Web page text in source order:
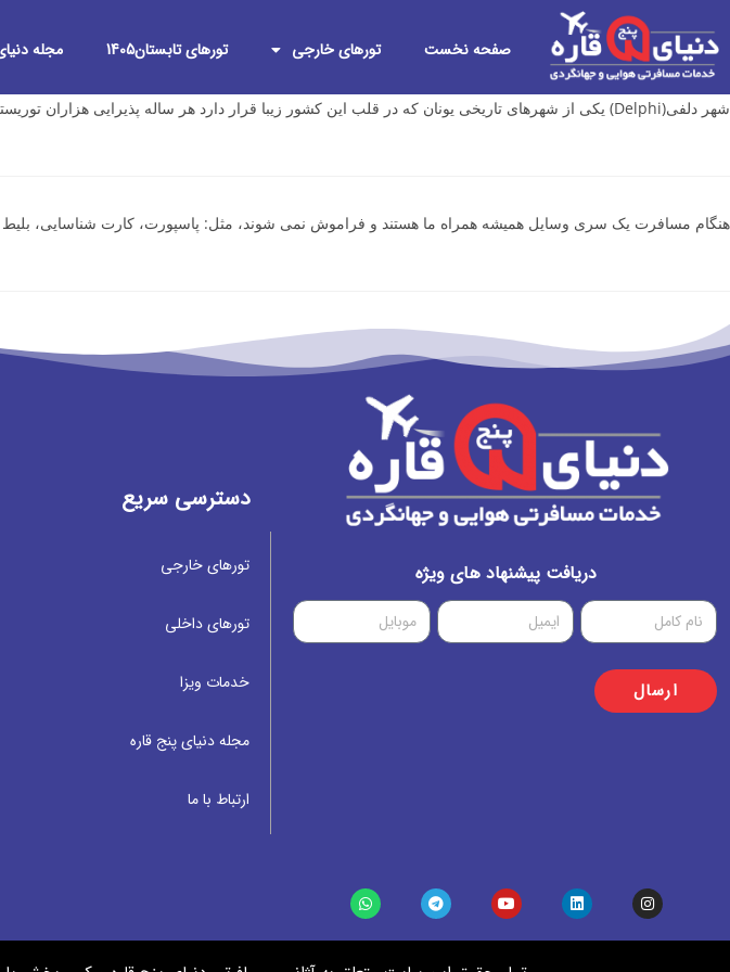
صفحه نخست تورهای خارجی تورهای تابستان1405 مجله
شهر دلفی(Delphi) یکی از شهرهای تاریخی یونان که در قلب این کشور زیبا قرار دارد هر ساله پذیرایی هزاران توریستی است که به این شهر اعجاب انگیز سفر می کنند.…
هنگام مسافرت یک سری وسایل همیشه همراه ما هستند و فراموش نمی شوند، مثل: پاسپورت، کارت شناسایی،
دریافت پیشنهاد های ویژه
ارسال
دسترسی سریع
تورهای خارجی
تورهای داخلی
خدمات ویزا
مجله دنیای پنج قاره
ارتباط با ما